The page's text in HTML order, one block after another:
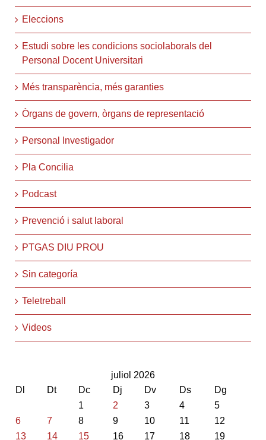
Eleccions
Estudi sobre les condicions sociolaborals del
Personal Docent Universitari
Més transparència, més garanties
Òrgans de govern, òrgans de representació
Personal Investigador
Pla Concilia
Podcast
Prevenció i salut laboral
PTGAS DIU PROU
Sin categoría
Teletreball
Videos
juliol 2026
Dl
Dt Dc Dj Dv Ds
Dg
1
2 3 4
5
6
7 8 9 10 11
12
13
14 15 16 17 18 19